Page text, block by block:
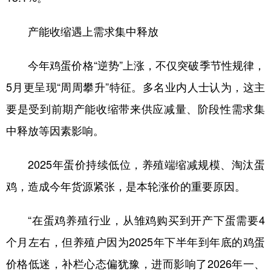
产能收缩遇上需求集中释放
今年鸡蛋价格“逆势”上涨，不仅突破季节性规律，
5月更呈现“周周攀升”特征。多名业内人士认为，这主
要是受到前期产能收缩带来供应减量、阶段性需求集
中释放等因素影响。
2025年蛋价持续低位，养殖端缩减规模、淘汰蛋
鸡，造成今年货源紧张，是本轮涨价的重要原因。
“在蛋鸡养殖行业，从雏鸡购买到开产下蛋需要4
个月左右，但养殖户因为2025年下半年到年底的鸡蛋
价格低迷，补栏心态偏犹豫，进而影响了2026年一、